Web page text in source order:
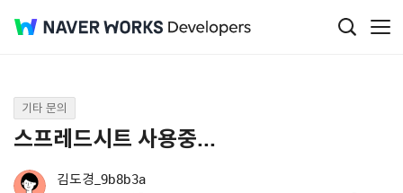
Q&A
기타 문의
스프레드시트 사용중...
김도경_9b8b3a